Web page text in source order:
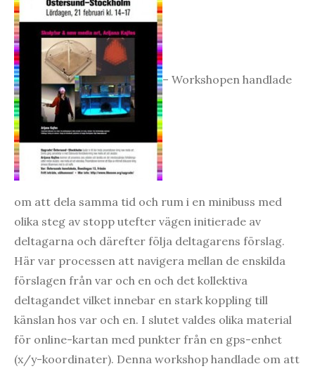
– Workshopen handlade
om att dela samma tid och rum i en minibuss med
olika steg av stopp utefter vägen initierade av
deltagarna och därefter följa deltagarens förslag.
Här var processen att navigera mellan de enskilda
förslagen från var och en och det kollektiva
deltagandet vilket innebar en stark koppling till
känslan hos var och en. I slutet valdes olika material
för online-kartan med punkter från en gps-enhet
(x/y-koordinater). Denna workshop handlade om att